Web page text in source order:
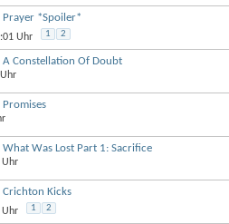
Prayer *Spoiler*
Uhr 1 2
A Constellation Of Doubt
Was Lost Part 1: Sacrifice
Uhr
Crichton Kicks
Uhr 1 2